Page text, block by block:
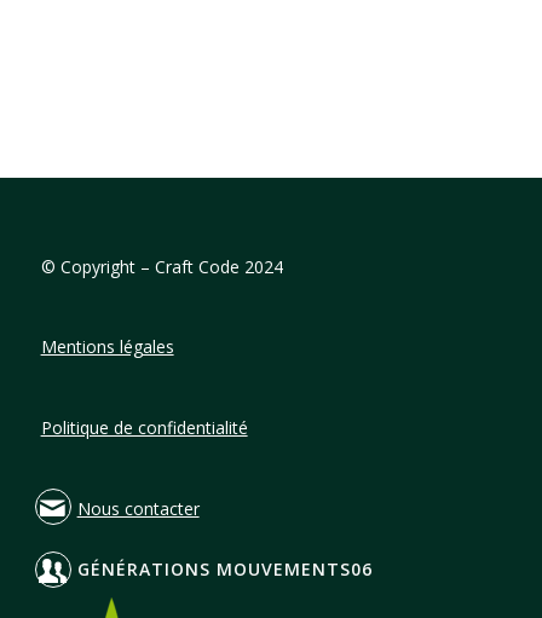
© Copyright – Craft Code 2024
Mentions légales
Politique de confidentialité
Nous contacter
GÉNÉRATIONS MOUVEMENTS06